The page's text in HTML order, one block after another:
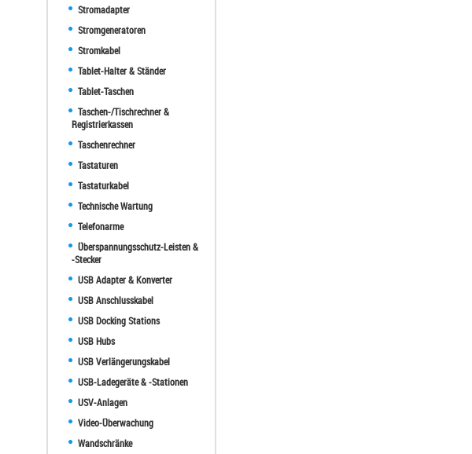
Stromadapter
Stromgeneratoren
Stromkabel
Tablet-Halter & Ständer
Tablet-Taschen
Taschen-/Tischrechner &
Registrierkassen
Taschenrechner
Tastaturen
Tastaturkabel
Technische Wartung
Telefonarme
Überspannungsschutz-Leisten &
-Stecker
USB Adapter & Konverter
USB Anschlusskabel
USB Docking Stations
USB Hubs
USB Verlängerungskabel
USB-Ladegeräte & -Stationen
USV-Anlagen
Video-Überwachung
Wandschränke